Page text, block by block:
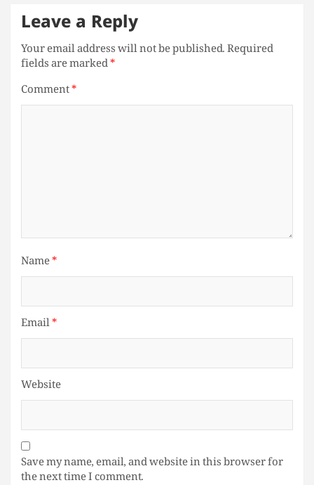
Leave a Reply
Your email address will not be published.Required
fields are marked*
Comment*
Name*
Email*
Website
Save my name, email, and website in this browser for
the next time I comment.